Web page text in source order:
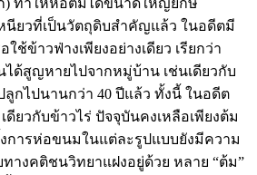
ที่เป็นวัตถุดิบสำคัญแล้ว ในอดีตมี
ช้ข้าวฟ่างเพียงอย่างเดียว เรียกว่า
ด้สูญหายไปจากหมู่บ้าน เช่นเดียวกับ
กไปนานกว่า 40 ปีแล้ว ทั้งนี้ ในอดีต
ยวกับข้าวไร่ ปัจจุบันคงเหลือเพียงต้ม
การห่อขนมในแต่ละรูปแบบยังมีความ
างคติชนวิทยาแฝงอยู่ด้วย หลาย “ต้ม”